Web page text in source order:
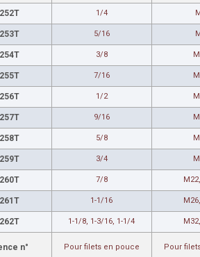
1/4
5/16
3/8
7/16
1/2
9/16
5/8
3/4
7/8
1-1/16
1-1/8, 1-3/16, 1-1/4
n° Pour filets en pouce Pour